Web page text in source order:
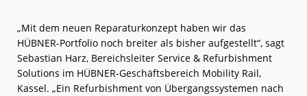
„Mit dem neuen Reparaturkonzept haben wir das
HÜBNER-Portfolio noch breiter als bisher aufgestellt“, sagt
Sebastian Harz, Bereichsleiter Service & Refurbishment
Solutions im HÜBNER-Geschäftsbereich Mobility Rail,
Kassel. „Ein Refurbishment von Übergangssystemen nach